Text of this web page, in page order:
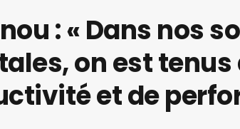
: « Dans nos
on est tenus
et de